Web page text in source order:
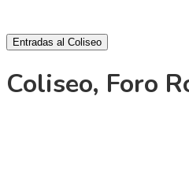
Entradas al Coliseo
Coliseo, Foro